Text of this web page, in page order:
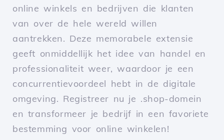
online winkels en bedrijven die klanten
van over de hele wereld willen
aantrekken. Deze memorabele extensie
geeft onmiddellijk het idee van handel en
professionaliteit weer, waardoor je een
concurrentievoordeel hebt in de digitale
omgeving. Registreer nu je .shop-domein
en transformeer je bedrijf in een favoriete
bestemming voor online winkelen!